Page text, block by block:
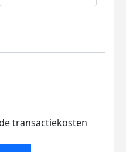
transactiekosten